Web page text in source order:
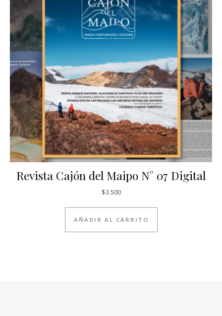
Revista Cajón del Maipo N° 07 Digital
$3.500
AÑADIR AL CARRITO